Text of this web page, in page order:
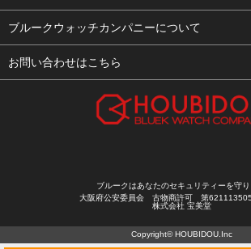
支払い・送料
修理依頼
ログイン
お気に入り
ブルークウォッチカンパニーについて
会社概要
お問い合わせはこちら
ブルークはあなたのセキュリティーを守
大阪府公安委員会 古物商許可 第
株式会社 宝美堂
Copyright© HOUBIDOU.Inc